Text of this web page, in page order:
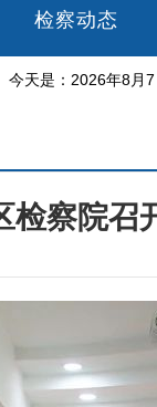
检察动态
天是： 2026年8月
检察院召